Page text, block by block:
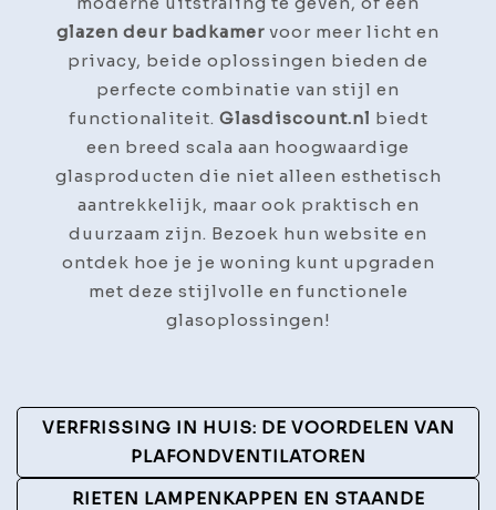
glazen deur badkamer voor meer licht en
privacy, beide oplossingen bieden de
perfecte combinatie van stijl en
functionaliteit. Glasdiscount.nl biedt
een breed scala aan hoogwaardige
glasproducten die niet alleen esthetisch
aantrekkelijk, maar ook praktisch en
duurzaam zijn. Bezoek hun website en
ontdek hoe je je woning kunt upgraden
met deze stijlvolle en functionele
glasoplossingen!
Post
Navigation
VERFRISSING IN HUIS: DE VOORDELEN VAN
PLAFONDVENTILATOREN
RIETEN LAMPENKAPPEN EN STAANDE